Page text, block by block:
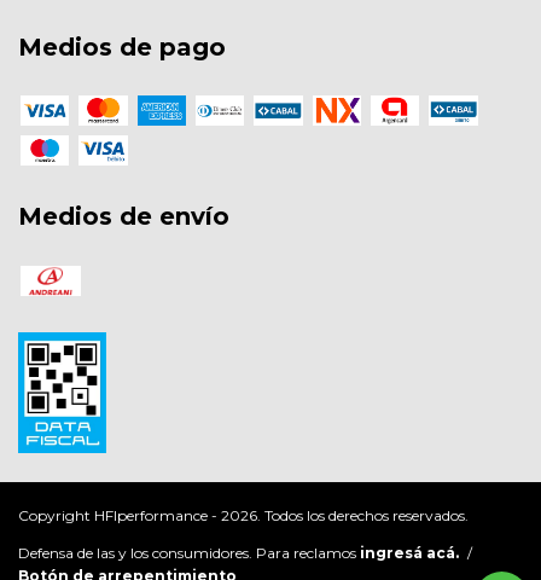
Medios de pago
Medios de envío
Copyright HFIperformance - 2026. Todos los derechos reservados.
Defensa de las y los consumidores. Para reclamos ingresá acá. /
Botón de arrepentimiento